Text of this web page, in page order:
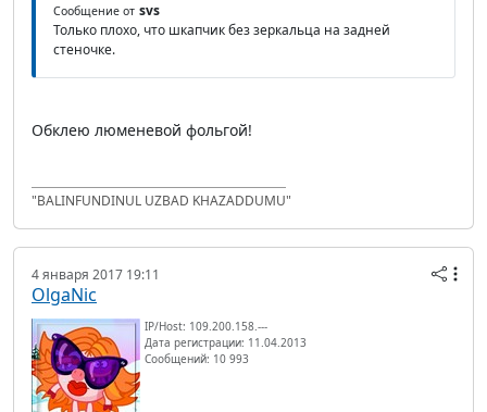
Сообщение от svs
Только плохо, что шкапчик без зеркальца на задней
стеночке.
Обклею люменевой фольгой!
"BALINFUNDINUL UZBAD KHAZADDUMU"
4 января 2017 19:11
OlgaNic
IP/Host: 109.200.158.---
Дата регистрации: 11.04.2013
Сообщений: 10 993